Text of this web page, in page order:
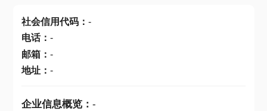
社会信用代码： -
电话： -
邮箱： -
地址： -
企业信息概览： -